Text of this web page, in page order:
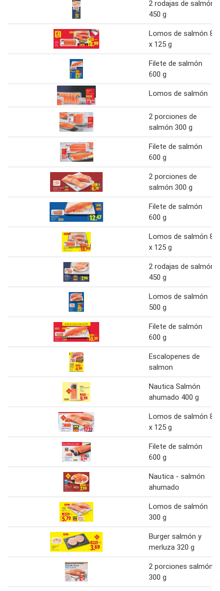
2 rodajas de salmón
450 g
Lomos de salmón 8
x 125 g
Filete de salmón
600 g
Lomos de salmón
2 porciones de
salmón 300 g
Filete de salmón
600 g
2 porciones de
salmón 300 g
Filete de salmón
600 g
Lomos de salmón 8
x 125 g
2 rodajas de salmón
450 g
Lomos de salmón
500 g
Filete de salmón
600 g
Escalopenes de
salmon
Nautica Salmón
ahumado 400 g
Lomos de salmón 8
x 125 g
Filete de salmón
600 g
Nautica - salmón
ahumado
Lomos de salmón
300 g
Burger salmón y
merluza 320 g
2 porciones salmón
300 g